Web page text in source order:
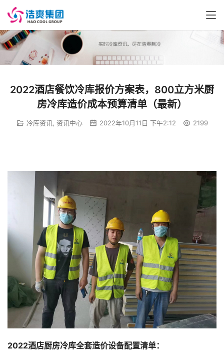
2022酒店餐饮冷库报价方案表，800立方米厨
房冷库造价成本预算清单（最新）
冷库资讯 资讯中心 2022年10月11日 下午2:12 2199
2022酒店厨房冷库全套造价设备配置清单：